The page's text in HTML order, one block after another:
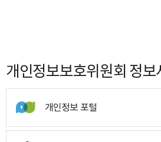
개인정보보호위원회 정보
개인정보 포털